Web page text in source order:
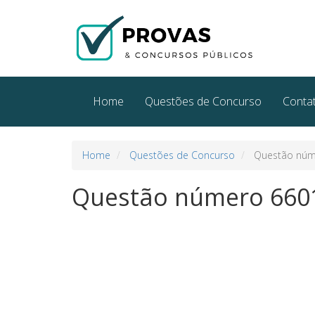
Home Questões de Concurso
Home Questões de Concurso Questão
Questão número